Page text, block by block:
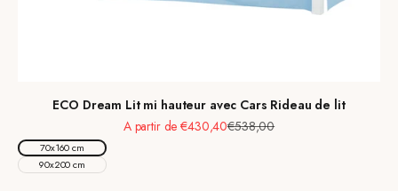
ECO Dream Lit mi hauteur avec Cars Rideau de lit
Prix de vente
A partir de €430,40Prix normal
€538,00
70x160 cm
90x200 cm